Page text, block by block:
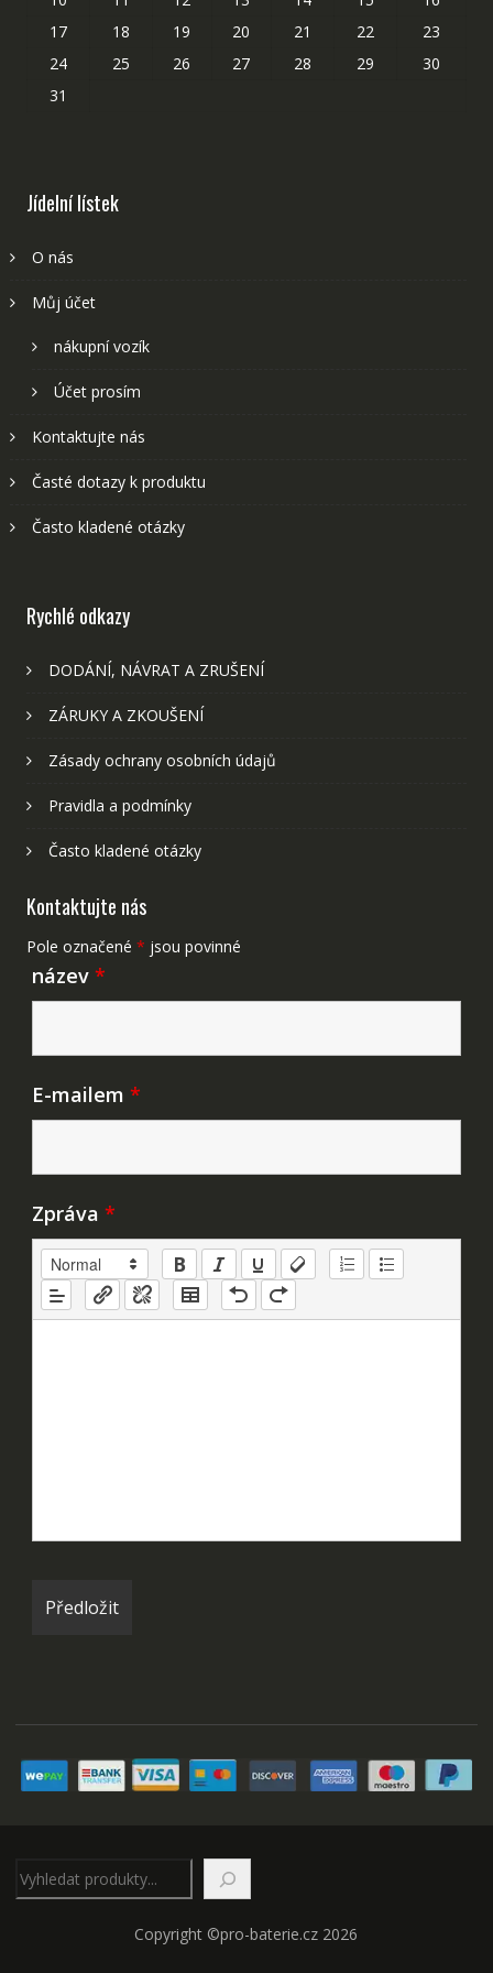
17
18 19 20 21 22
23
24
25 26 27 28 29
30
31
Jídelní lístek
O nás
Můj účet
nákupní vozík
Účet prosím
Kontaktujte nás
Časté dotazy k produktu
Často kladené otázky
Rychlé odkazy
DODÁNÍ, NÁVRAT A ZRUŠENÍ
ZÁRUKY A ZKOUŠENÍ
Zásady ochrany osobních údajů
Pravidla a podmínky
Často kladené otázky
Kontaktujte nás
Pole označené * jsou povinné
název *
E-mailem *
Zpráva *
Copyright ©pro-baterie.cz 2026